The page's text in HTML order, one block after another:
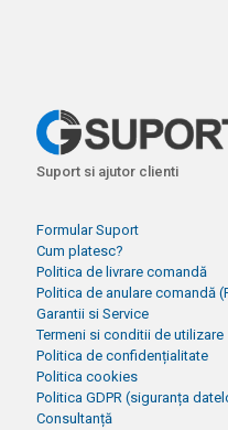
Suport si ajutor clienti
Formular Suport
Cum platesc?
Politica de livrare comandă
Politica de anulare comandă
Garantii si Service
Termeni si conditii de utilizare
Politica de confidențialitate
Politica cookies
Politica GDPR (siguranța
Consultanță